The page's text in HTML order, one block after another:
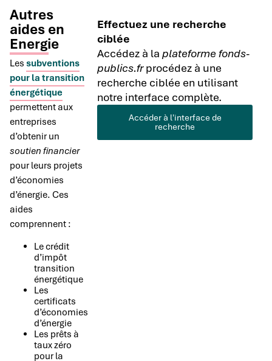
Autres
aides en
Energie
Les subventions
pour la transition
énergétique
permettent aux
entreprises
d’obtenir un
soutien financier
pour leurs projets
d’économies
d’énergie. Ces
aides
comprennent :
Le crédit
d’impôt
transition
énergétique
Les
certificats
d’économies
d’énergie
Les prêts à
taux zéro
pour la
Effectuez une recherche
ciblée
Accédez à laplateforme fonds-
publics.frprocédez à une
recherche ciblée en utilisant
notre interface complète.
Accéder à l'interface de
recherche